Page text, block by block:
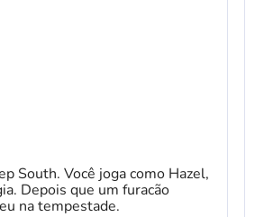
South. Você joga como Hazel,
Depois que um furacão
na tempestade.